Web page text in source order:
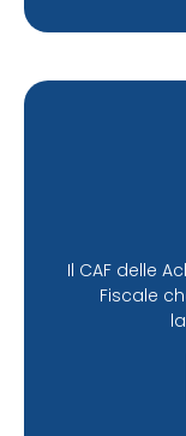
Il CAF delle
Fiscale